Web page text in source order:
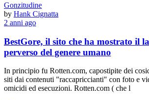
Gonzitudine
by Hank Cignatta
2 anni ago
BestGore, il sito che ha mostrato il
perverso del genere umano
In principio fu Rotten.com, capostipite dei
siti dai contenuti "raccapriccianti" con foto e
omicidi ed esecuzioni. Rotten.com ( che l